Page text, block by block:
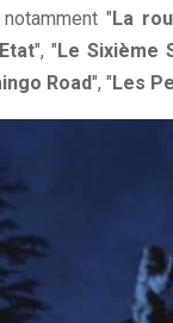
"La
", "Le Sixième
Road", "Les